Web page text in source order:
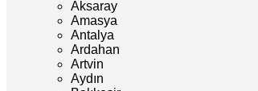
Aksaray
Amasya
Antalya
Ardahan
Artvin
Aydın